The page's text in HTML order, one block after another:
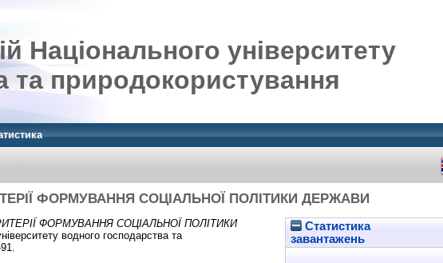
Національного університету
та природокористування
ФОРМУВАННЯ СОЦІАЛЬНОЇ ПОЛІТИКИ ДЕРЖАВИ
Статистика
завантажень
ФОРМУВАННЯ СОЦІАЛЬНОЇ ПОЛІТИКИ
водного господарства та